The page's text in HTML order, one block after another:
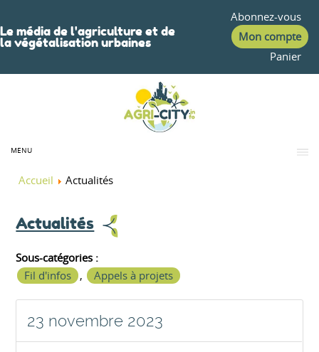
Le média de l'agriculture et de
la végétalisation urbaines
Abonnez-vous
Mon compte
Panier
MENU
Accueil Actualités
Actualités
Sous-catégories :
Fil d'infos
, Appels à projets
23 novembre 2023